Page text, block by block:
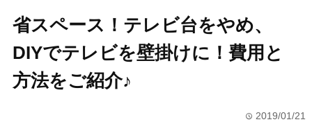
省スペース！テレビ台をやめ、
DIYでテレビを壁掛けに！費用と
方法をご紹介♪
time 2019/01/21